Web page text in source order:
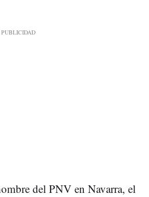
del PNV en Navarra, el